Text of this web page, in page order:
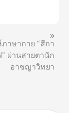
ภาษากาย “สีกา
ผ่านสายตานัก
อาชญาวิทยา